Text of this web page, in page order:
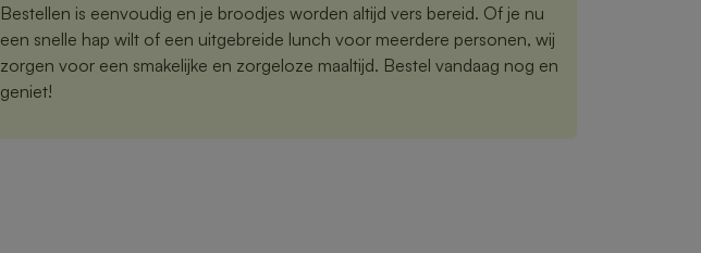
Bestellen is eenvoudig en je broodjes worden altijd vers bereid. Of je nu
een snelle hap wilt of een uitgebreide lunch voor meerdere personen, wij
zorgen voor een smakelijke en zorgeloze maaltijd. Bestel vandaag nog en
geniet!